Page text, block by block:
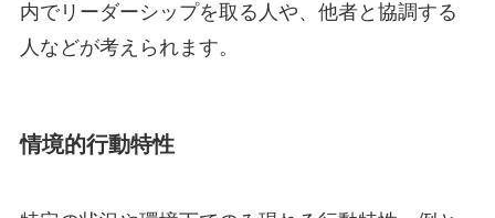
内でリーダーシップを取る人や、他者と協調する
人などが考えられます。
情境的行動特性